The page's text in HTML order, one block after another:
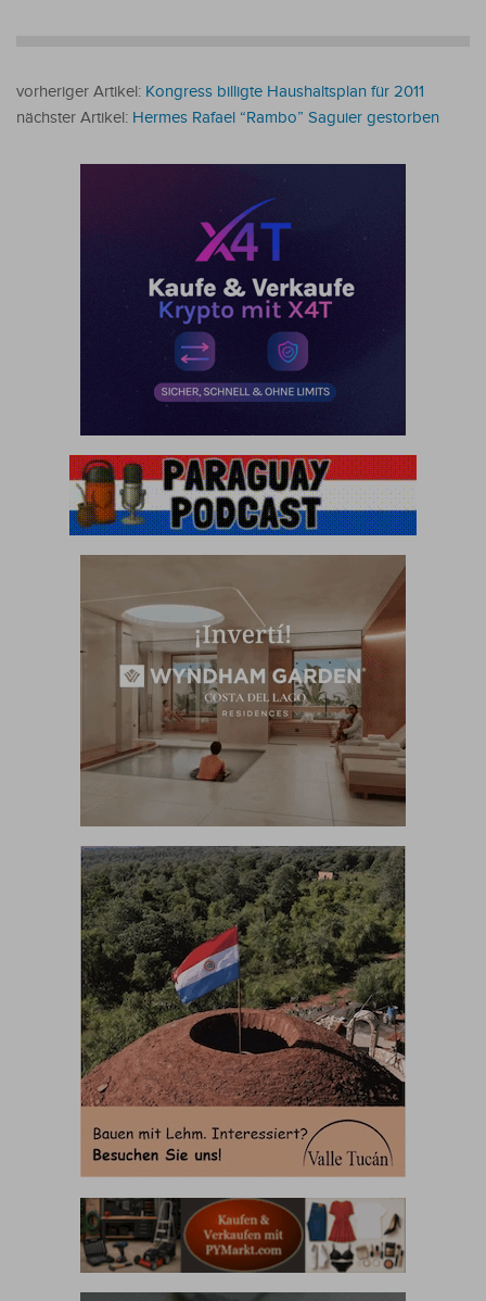
vorheriger Artikel: Kongress billigte Haushaltsplan für 2011
nächster Artikel: Hermes Rafael “Rambo” Saguier gestorben